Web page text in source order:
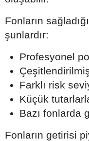
Fonların
şunlardır:
Profesyonel
Farklı risk
Küçük
Bazı fonlarda
Fonların getirisi